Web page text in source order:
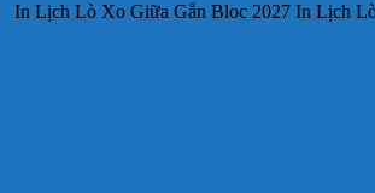
In Lịch Lò Xo Giữa Gắn Bloc 2027 In Lịch